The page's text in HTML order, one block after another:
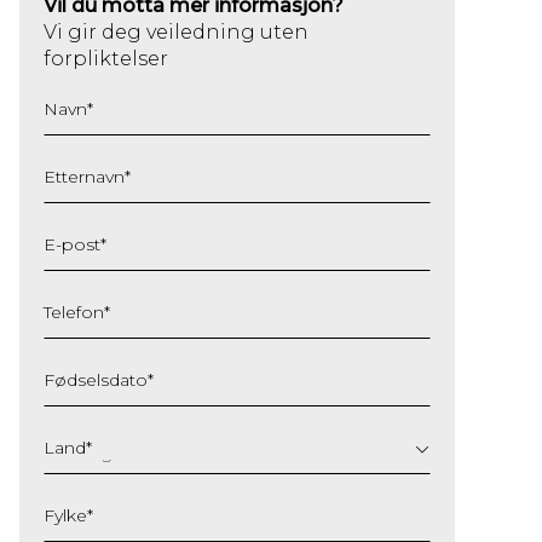
Vil du motta mer informasjon?
Vi gir deg veiledning uten
forpliktelser
Navn*
Etternavn*
E-post*
Telefon*
Fødselsdato*
slash
MM
YYYY
Land*
Fylke*